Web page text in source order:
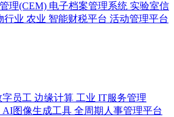
理(CEM) 电子档案管理系统 实验室信
行业 农业 智能财税平台 活动管理平台
员工 边缘计算 工业 IT服务管理
AI图像生成工具 全周期人事管理平台